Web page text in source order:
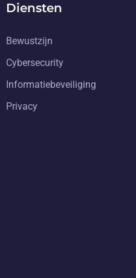
Diensten
Bewustzijn
Cybersecurity
Informatiebeveiliging
Privacy